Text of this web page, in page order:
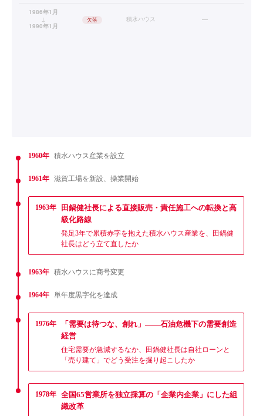
1986年1月
↓
1990年1月
欠落 積水ハウス —
1960年 積水ハウス産業を設立
1961年 滋賀工場を新設、操業開始
1963年
田鍋健社長による直接販売・責任施工への転換と高
級化路線
発足3年で累積赤字を抱えた積水ハウス産業を、田鍋健
社長はどう立て直したか
1963年 積水ハウスに商号変更
1964年 単年度黒字化を達成
1976年
「需要は待つな、創れ」——石油危機下の需要創造
経営
住宅需要が急減するなか、田鍋健社長は自社ローンと
「売り建て」でどう受注を掘り起こしたか
1978年 全国65営業所を独立採算の「企業内企業」にした組
織改革